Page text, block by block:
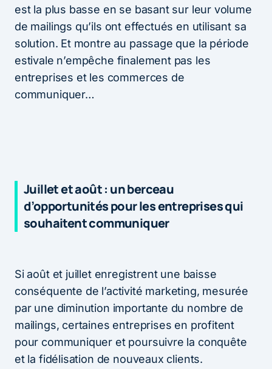
est la plus basse en se basant sur leur volume
de mailings qu’ils ont effectués en utilisant sa
solution. Et montre au passage que la période
estivale n’empêche finalement pas les
entreprises et les commerces de
communiquer…
Juillet et août : un berceau
d’opportunités pour les entreprises qui
souhaitent communiquer
Si août et juillet enregistrent une baisse
conséquente de l’activité marketing, mesurée
par une diminution importante du nombre de
mailings, certaines entreprises en profitent
pour communiquer et poursuivre la conquête
et la fidélisation de nouveaux clients.